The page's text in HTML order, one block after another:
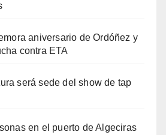
aniversario de Ordóñez y
contra ETA
será sede del show de tap
en el puerto de Algeciras